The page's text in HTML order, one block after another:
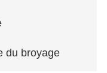
du broyage